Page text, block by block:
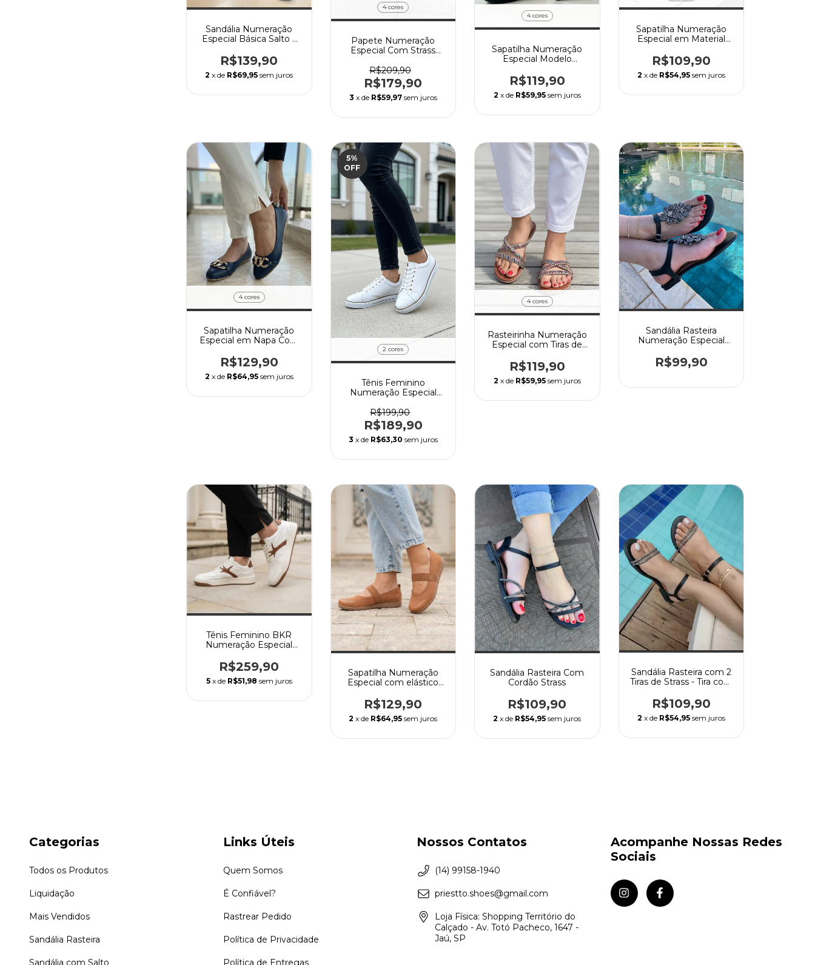
Sandália Numeração
Especial Básica Salto 5
R$139,90
2 x de R$69,95 sem juros
4 cores
Papete Numeração
Especial Com Strass
R$209,90
R$179,90
3 x de R$59,97 sem juros
4 cores
Sapatilha Numeração
Especial Modelo
durável, feito em napa
sintética
R$119,90
2 x de R$59,95 sem juros
Sapatilha Numeração
Especial em Material
R$109,90
2 x de R$54,95 sem juros
4 cores
Sapatilha Numeração
Especial em Napa Com
R$129,90
2 x de R$64,95 sem juros
5%
OFF
2 cores
Tênis Feminino
Numeração Especial
R$199,90
R$189,90
3 x de R$63,30 sem juros
4 cores
Rasteirinha Numeração
Especial com Tiras de
R$119,90
2 x de R$59,95 sem juros
Sandália Rasteira
Numeração Especial
R$99,90
Tênis Feminino BKR
Numeração Especial
R$259,90
5 x de R$51,98 sem juros
Sapatilha Numeração
Especial com elástico
R$129,90
2 x de R$64,95 sem juros
Sandália Rasteira Com
Cordão Strass
R$109,90
2 x de R$54,95 sem juros
Sandália Rasteira com 2
Tiras de Strass - Tira com
R$109,90
2 x de R$54,95 sem juros
Categorias
Todos os Produtos
Liquidação
Mais Vendidos
Sandália Rasteira
Sandália com Salto
Links Úteis
Quem Somos
É Confiável?
Rastrear Pedido
Política de Privacidade
Política de Entregas
Nossos Contatos
(14) 99158-1940
priestto.shoes@gmail.com
Loja Física: Shopping Território do
Calçado - Av. Totó Pacheco, 1647 -
Jaú, SP
Acompanhe Nossas Redes
Sociais